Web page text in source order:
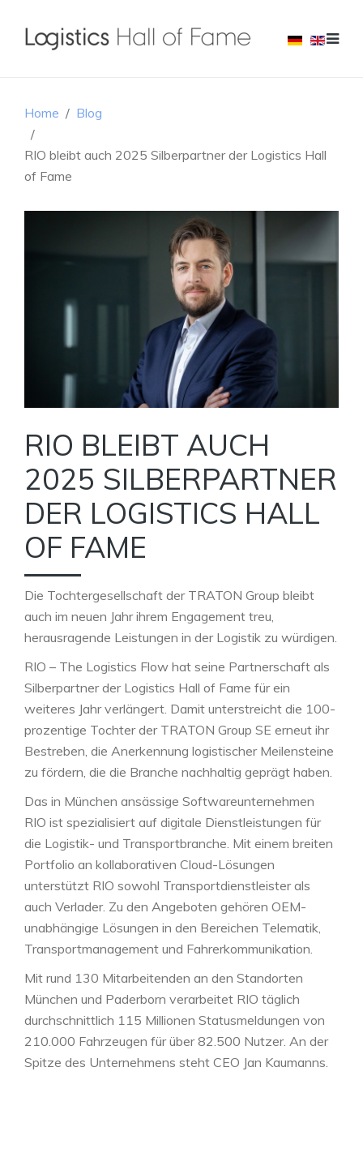
Home Blog
RIO bleibt auch 2025 Silberpartner der Logistics Hall
of Fame
RIO BLEIBT AUCH
2025 SILBERPARTNER
DER LOGISTICS HALL
OF FAME
Die Tochtergesellschaft der TRATON Group bleibt
auch im neuen Jahr ihrem Engagement treu,
herausragende Leistungen in der Logistik zu würdigen.
RIO – The Logistics Flow hat seine Partnerschaft als
Silberpartner der Logistics Hall of Fame für ein
weiteres Jahr verlängert. Damit unterstreicht die 100-
prozentige Tochter der TRATON Group SE erneut ihr
Bestreben, die Anerkennung logistischer Meilensteine
zu fördern, die die Branche nachhaltig geprägt haben.
Das in München ansässige Softwareunternehmen
RIO ist spezialisiert auf digitale Dienstleistungen für
die Logistik- und Transportbranche. Mit einem breiten
Portfolio an kollaborativen Cloud-Lösungen
unterstützt RIO sowohl Transportdienstleister als
auch Verlader. Zu den Angeboten gehören OEM-
unabhängige Lösungen in den Bereichen Telematik,
Transportmanagement und Fahrerkommunikation.
Mit rund 130 Mitarbeitenden an den Standorten
München und Paderborn verarbeitet RIO täglich
durchschnittlich 115 Millionen Statusmeldungen von
210.000 Fahrzeugen für über 82.500 Nutzer. An der
Spitze des Unternehmens steht CEO Jan Kaumanns.